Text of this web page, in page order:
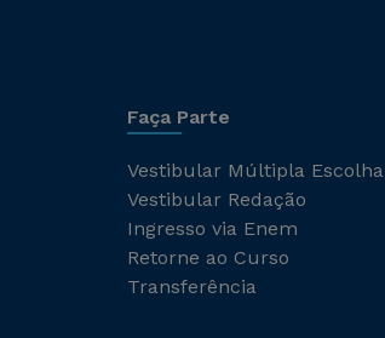
Faça Parte
Vestibular Múltipla Escolha
Vestibular Redação
Ingresso via Enem
Retorne ao Curso
Transferência